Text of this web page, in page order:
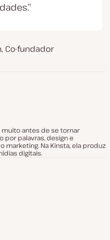
Co-fundador
muito antes de se tornar
por palavras, design e
marketing. Na Kinsta, ela produz
digitais.